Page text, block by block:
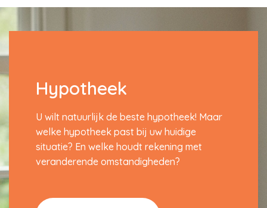
Hypotheek
U wilt natuurlijk de beste hypotheek! Maar
welke hypotheek past bij uw huidige
situatie? En welke houdt rekening met
veranderende omstandigheden?